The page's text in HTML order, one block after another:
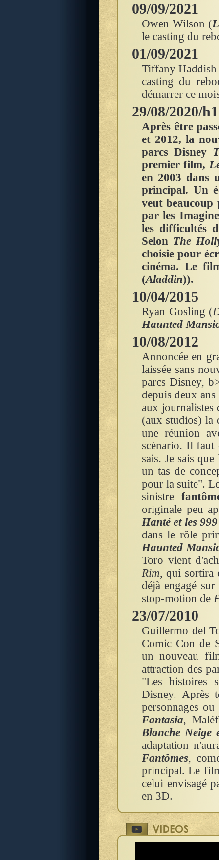
09/09/2021
Owen Wilson (
le casting du
01/09/2021
Tiffany
casting du
démarrer ce
29/08/2020/
Après être
et 2012, la
parcs Disney
premier film,
en 2003 dans
principal. Un
veut beaucoup
par les
les difficultés
Selon The
choisie pour
cinéma. Le
(Aladdin)).
10/04/2015
Ryan Gosling (
Haunted
10/08/2012
Annoncée en
laissée sans
parcs Disney,
depuis deux
aux journalistes
(aux studios) la
une réunion
scénario. Il faut
sais. Je sais
un tas de
pour la suite".
sinistre
originale peu
Hanté et les
dans le rôle
Haunted
Toro vient
Rim, qui sortira
déjà engagé
stop-motion de
23/07/2010
Guillermo del
Comic Con de
un nouveau
attraction des
"Les histoires
Disney. Après
personnages
Fantasia,
Blanche Neige
adaptation
Fantômes,
principal. Le
celui envisagé
en 3D.